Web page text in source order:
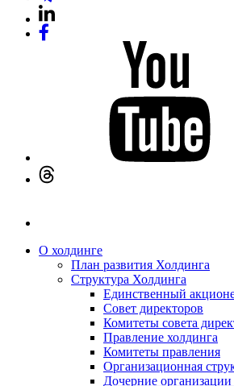
О холдинге
План развития Холдинга
Структура Холдинга
Единственный
Совет директоров
Комитеты совета
Правление холдинга
Комитеты правления
Организационная
Дочерние организации